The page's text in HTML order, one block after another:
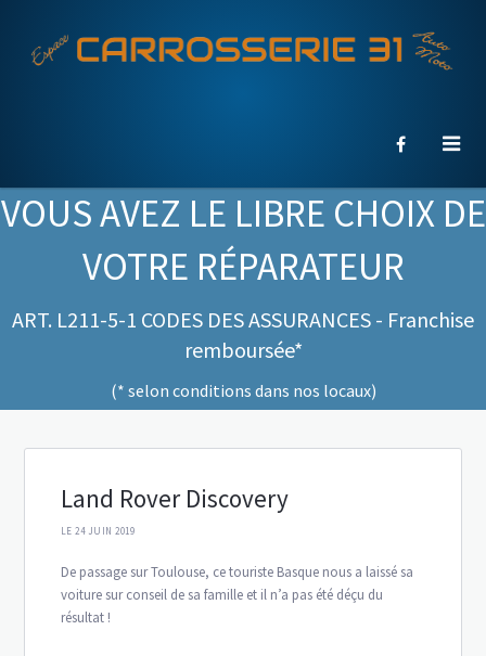
VOUS AVEZ LE LIBRE CHOIX DE
VOTRE RÉPARATEUR
ART. L211-5-1 CODES DES ASSURANCES - Franchise
remboursée*
(* selon conditions dans nos locaux)
Land Rover Discovery
LE 24 JUIN 2019
De passage sur Toulouse, ce touriste Basque nous a laissé sa
voiture sur conseil de sa famille et il n’a pas été déçu du
résultat !